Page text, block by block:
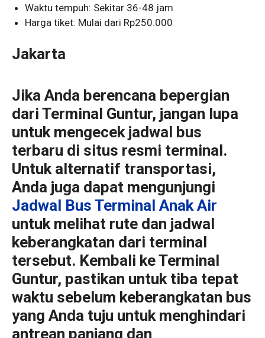
Waktu tempuh: Sekitar 36-48 jam
Harga tiket: Mulai dari Rp250.000
Jakarta
Jika Anda berencana bepergian
dari Terminal Guntur, jangan lupa
untuk mengecek jadwal bus
terbaru di situs resmi terminal.
Untuk alternatif transportasi,
Anda juga dapat mengunjungi
Jadwal Bus Terminal Anak Air
untuk melihat rute dan jadwal
keberangkatan dari terminal
tersebut. Kembali ke Terminal
Guntur, pastikan untuk tiba tepat
waktu sebelum keberangkatan bus
yang Anda tuju untuk menghindari
antrean panjang dan